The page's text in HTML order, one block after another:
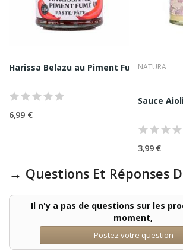
Bio La Macine...
Harissa Belazu au Piment Fumé 170G
6,99 €
NATURA
Sauce
3,99 €
→ Questions Et Réponses
Il n'y a pas de questions sur les
moment,
Postez votre question